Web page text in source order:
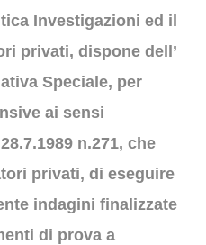
Investigazioni ed il
privati, dispone dell’
Speciale, per
ai sensi
n.271, che
privati, di eseguire
indagini finalizzate
di prova a